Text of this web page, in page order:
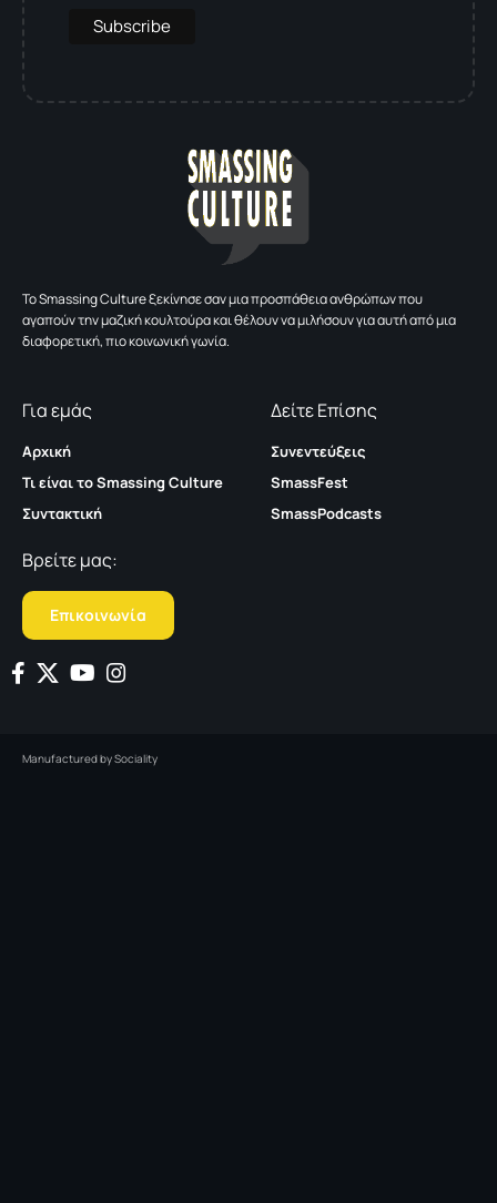
To Smassing Culture ξεκίνησε σαν μια προσπάθεια ανθρώπων που
αγαπούν την μαζική κουλτούρα και θέλουν να μιλήσουν για αυτή από μια
διαφορετική, πιο κοινωνική γωνία.
Για εμάς
Αρχική
Τι είναι το Smassing Culture
Συντακτική
Δείτε Επίσης
Συνεντεύξεις
SmassFest
SmassPodcasts
Βρείτε μας:
Επικοινωνία
Manufactured bySociality